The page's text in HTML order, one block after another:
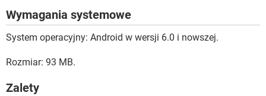
Wymagania systemowe
System operacyjny: Android w wersji 6.0 i nowszej.
Rozmiar: 93 MB.
Zalety